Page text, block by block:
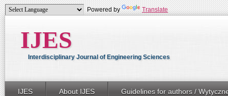
Powered by Translate
IJES
Interdisciplinary Journal of Engineering Sciences
IJES About IJES Guidelines for authors /